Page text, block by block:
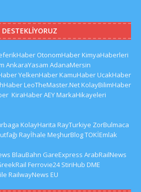
DESTEKLIYORUZ
OtonomHaberKimyaHaberleri
AnkaraYasam AdanaMersin
YelkenHaberKamuHaberUcakHaber
LeoTheMaster.NetKolayBilimHaber
KiraHaberAEYMarkaHikayeleri
KolayHarita RayTurkiye ZorBulmaca
Rayİhale MeşhurBlogTOKİEmlak
BlauBahn GareExpress ArabRailNews
Ferrovie24 StiriHub DME
RailwayNews EU